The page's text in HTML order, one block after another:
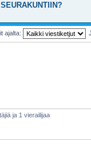
ajalta:
ja 1 vierailijaa